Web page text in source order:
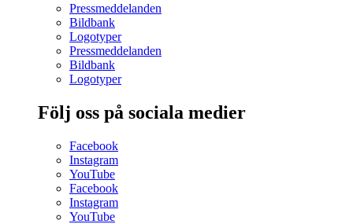
Pressmeddelanden
Bildbank
Logotyper
Pressmeddelanden
Bildbank
Logotyper
Följ oss på sociala medier
Facebook
Instagram
YouTube
Facebook
Instagram
YouTube